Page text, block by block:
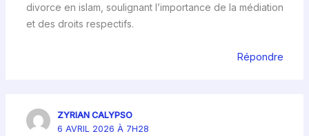
divorce en islam, soulignant l’importance de la médiation
et des droits respectifs.
Répondre
ZYRIAN CALYPSO
6 AVRIL 2026 À 7H28